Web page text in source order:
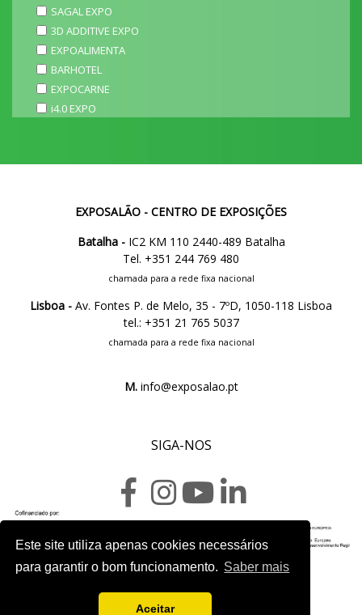
Este site utiliza apenas cookies necessários
para garantir o bom funcionamento. Saber mais
Aceitar
SAGAL EXPO
3D ADDITIVE EXPO
EXPOALIMENTA
BARHOTEL
EXPOCARNE
i4.0 EXPO
EXPOSALÃO - CENTRO DE EXPOSIÇÕES
Batalha -IC2 KM 110 2440-489 Batalha
Tel. +351 244 769 480
chamada para a rede fixa nacional
Lisboa - Av. Fontes P. de Melo, 35 - 7ºD, 1050-118 Lisboa
tel.: +351 21 765 5037
chamada para a rede fixa nacional
M.info@exposalao.pt
SIGA-NOS